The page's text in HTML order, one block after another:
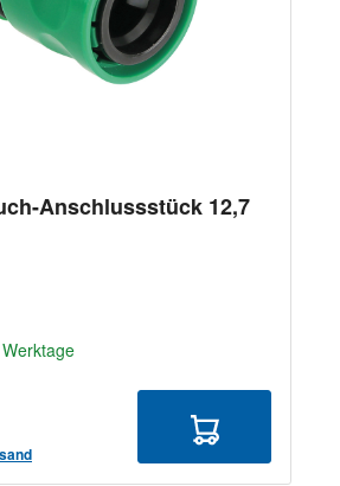
Bewertung von 4.67 von 5 Sternen
Anschlussstück 12,7